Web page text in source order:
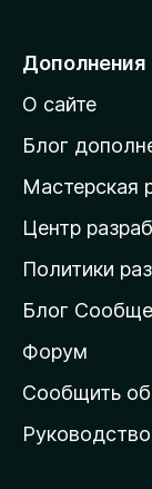
е
й
т
и
а
д
о
а
ш
н
ю
Дополнения
О сайте
Блог
Мастерская
Центр
Политики
Блог
Форум
Сообщить